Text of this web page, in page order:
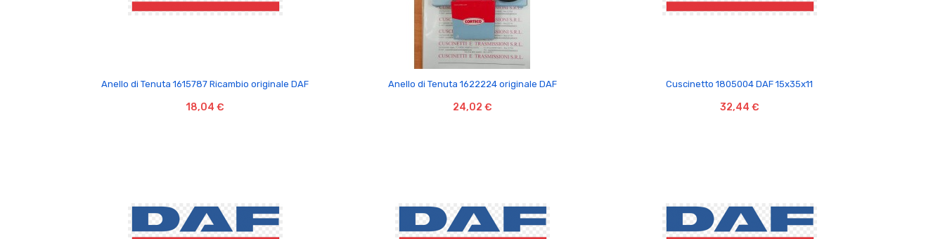

Anello di Tenuta 1615787 Ricambio originale DAF
18,04 €

Anello di Tenuta 1622224 originale DAF
24,02 €

Cuscinetto 1805004 DAF 15x35x11
32,44 €